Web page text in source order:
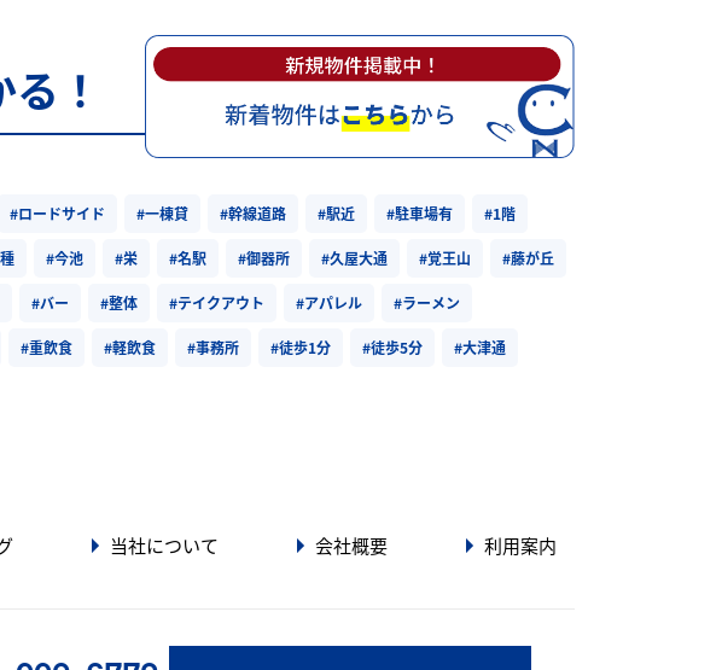
！
#ロードサイド #一棟貸 #幹線道路 #駅近 #駐車場有 #1階
#今池 #栄 #名駅 #御器所 #久屋大通 #覚王山 #藤が丘
#バー #整体 #テイクアウト #アパレル #ラーメン
#重飲食 #軽飲食 #事務所 #徒歩1分 #徒歩5分 #大津通
当社について 会社概要 利用案内